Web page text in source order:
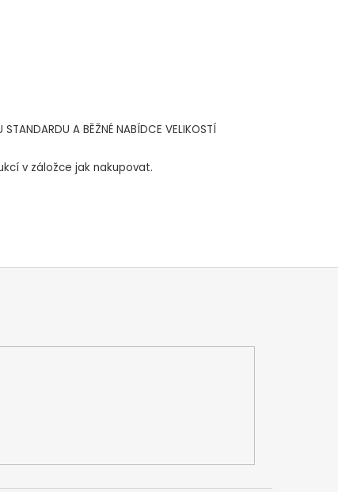
A BĚŽNÉ NABÍDCE VELIKOSTÍ
v záložce jak nakupovat.